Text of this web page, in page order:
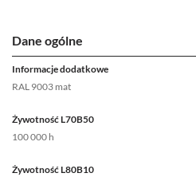
Dane ogólne
Informacje dodatkowe
RAL 9003 mat
Żywotność L70B50
100 000 h
Żywotność L80B10